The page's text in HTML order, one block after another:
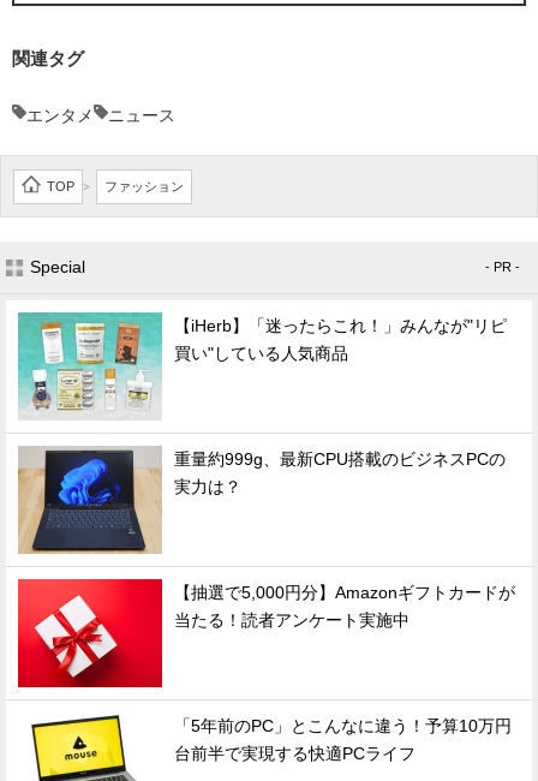
関連タグ
エンタメ ニュース
TOP > ファッション
Special - PR -
【iHerb】「迷ったらこれ！」みんなが"リピ
買い"している人気商品
重量約999g、最新CPU搭載のビジネスPCの
実力は？
【抽選で5,000円分】Amazonギフトカードが
当たる！読者アンケート実施中
「5年前のPC」とこんなに違う！予算10万円
台前半で実現する快適PCライフ